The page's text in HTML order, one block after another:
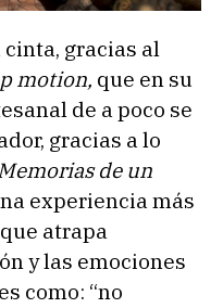
gracias al
motion, que en su
de a poco se
gracias a lo
de un
experiencia más
atrapa
y las emociones
como: “no